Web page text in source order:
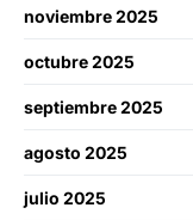
noviembre 2025
octubre 2025
septiembre 2025
agosto 2025
julio 2025